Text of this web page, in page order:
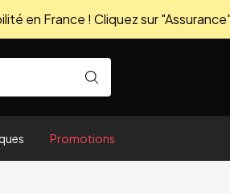
en France ! Cliquez sur
Promotions